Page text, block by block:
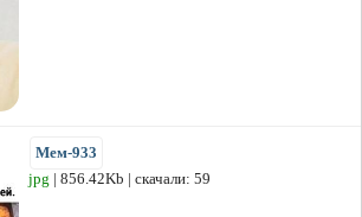
Мем-933
jpg | 856.42Kb | скачали: 59